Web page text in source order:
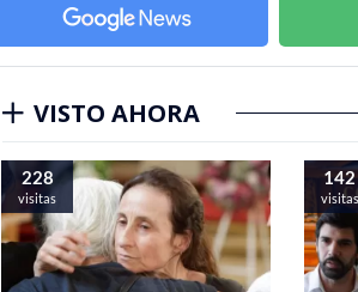
VISTO AHORA
228
visitas
142
visitas